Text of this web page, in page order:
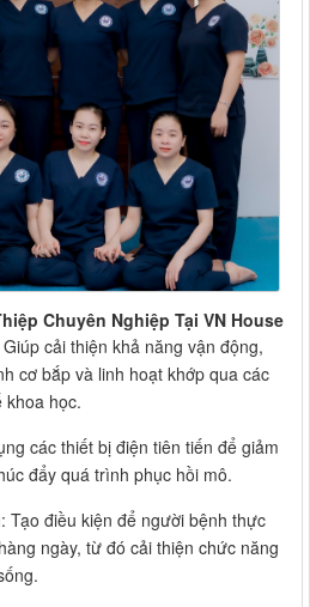
Chuyên Nghiệp Tại VN House
Giúp cải thiện khả năng vận động,
cơ bắp và linh hoạt khớp qua các
khoa học.
các thiết bị điện tiên tiến để giảm
đẩy quá trình phục hồi mô.
: Tạo điều kiện để người bệnh thực
ngày, từ đó cải thiện chức năng